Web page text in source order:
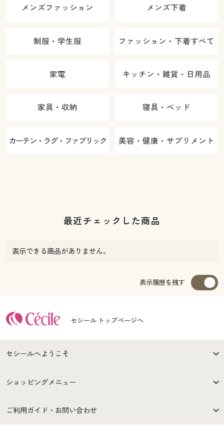
メンズファッション メンズ下着
制服・学生服 ファッション・下着すべて
家電 キッチン・雑貨・日用品
家具・収納 寝具・ベッド
カーテン・ラグ・ファブリック 美容・健康・サプリメント
最近チェックした商品
表示できる商品がありません。
表示履歴を残す
セシール トップページへ
セシールへようこそ
はじめての方へ
セシールご利用規約
ショッピングメニュー
商品カテゴリ
ご利用ガイド・お問い合わせ